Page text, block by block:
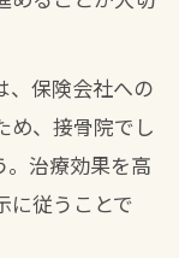
骨院でチェ
ぐための注
を知る
リスクと対
、保険会社への
め、接骨院でし
。治療効果を高
に従うことで